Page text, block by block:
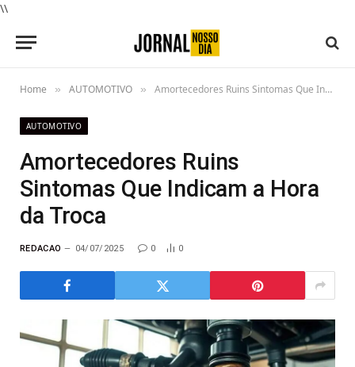
\\
Home » AUTOMOTIVO » Amortecedores Ruins Sintomas Que Indicam a Hora da Troca
AUTOMOTIVO
Amortecedores Ruins
Sintomas Que Indicam a Hora
da Troca
REDACAO 04/07/2025 0 0